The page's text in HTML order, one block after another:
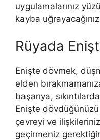
uygulamalarınız
kayba
Rüyada
Enişte dövmek,
elden
başarıya,
Enişte dövdüğünüzü
çevreyi ve
geçirmeniz